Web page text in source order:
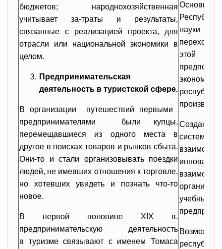
бюджетов; народнохозяйственная
учитывает за-траты и результаты,
связанные с реализацией проекта, для
отрасли или национальной экономики в
целом.
Предпринимательская
деятельность в туристской сфере.
В организации путешествий первыми
предпринимателями были купцы,
перемещавшиеся из одного места в
другое в поисках товаров и рынков сбыта.
Они-то и стали организовывать поездки
людей, не имевших отношения к торговле,
но хотевших увидеть и познать что-то
новое.
В первой половине XIX в.
предпринимательскую деятельность
в туризме связывают с именем Томаса
переход к
этой